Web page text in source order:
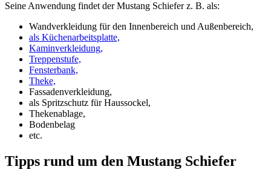
Seine Anwendung findet der Mustang Schiefer z. B. als:
Wandverkleidung für den Innenbereich und Außenbereich,
als Küchenarbeitsplatte,
Kaminverkleidung,
Treppenstufe,
Fensterbank,
Theke,
Fassadenverkleidung,
als Spritzschutz für Haussockel,
Thekenablage,
Bodenbelag
etc.
Tipps rund um den Mustang Schiefer